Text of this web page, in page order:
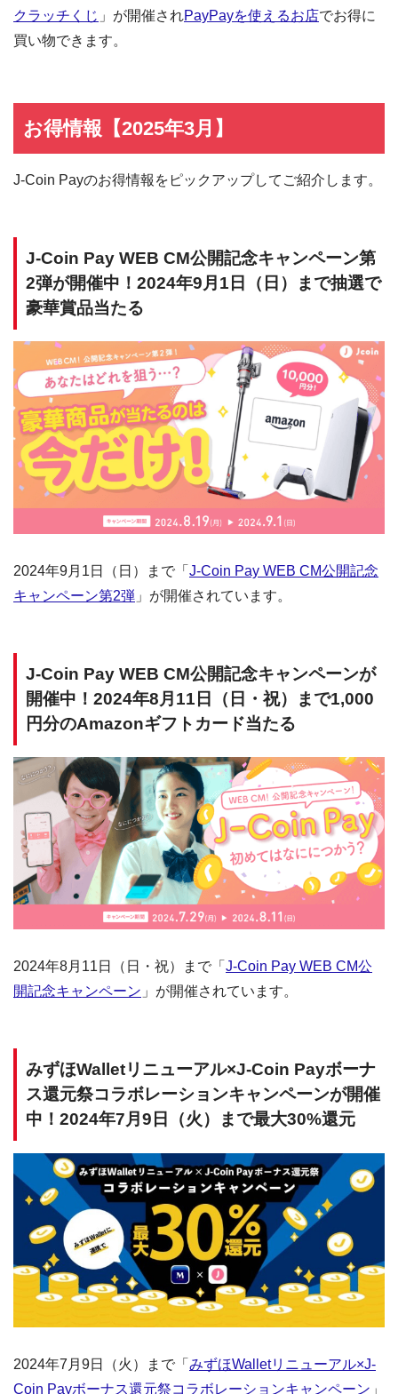
クラッチくじ 」が開催されPayPayを使えるお店でお得に
買い物できます。
お得情報【2025年3月】
J-Coin Payのお得情報をピックアップしてご紹介します。
J-Coin Pay WEB CM公開記念キャンペーン第
2弾が開催中！2024年9月1日（日）まで抽選で
豪華賞品当たる
2024年9月1日（日）まで「 J-Coin Pay WEB CM公開記念
キャンペーン第2弾 」が開催されています。
J-Coin Pay WEB CM公開記念キャンペーンが
開催中！2024年8月11日（日・祝）まで1,000
円分のAmazonギフトカード当たる
2024年8月11日（日・祝）まで「 J-Coin Pay WEB CM公
開記念キャンペーン 」が開催されています。
みずほWalletリニューアル×J-Coin Payボーナ
ス還元祭コラボレーションキャンペーンが開催
中！2024年7⽉9日（火）まで最大30%還元
2024年7⽉9日（火）まで「 みずほWalletリニューアル×J-
Coin Payボーナス還元祭コラボレーションキャンペーン 」